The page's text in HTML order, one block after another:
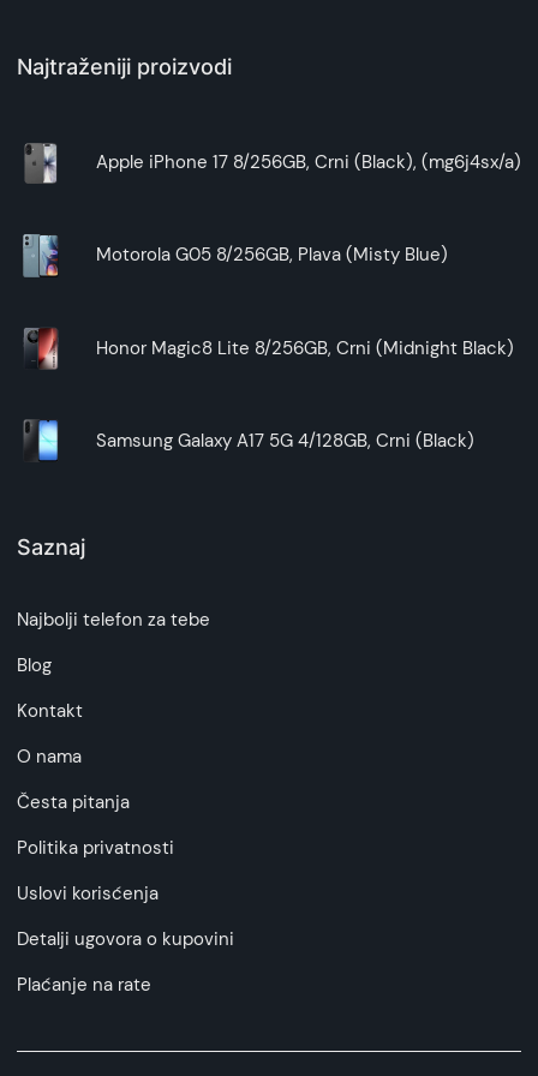
Najtraženiji proizvodi
Apple iPhone 17 8/256GB, Crni (Black), (mg6j4sx/a)
Motorola G05 8/256GB, Plava (Misty Blue)
Honor Magic8 Lite 8/256GB, Crni (Midnight Black)
Samsung Galaxy A17 5G 4/128GB, Crni (Black)
Saznaj
Najbolji telefon za tebe
Blog
Kontakt
O nama
Česta pitanja
Politika privatnosti
Uslovi korisćenja
Detalji ugovora o kupovini
Plaćanje na rate